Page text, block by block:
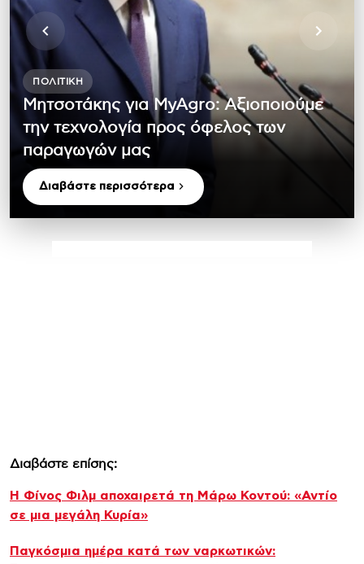
ΠΟΛΙΤΙΚΉ
Μητσοτάκης για MyAgro: Αξιοποιούμε
την τεχνολογία προς όφελος των
παραγωγών μας
Διαβάστε περισσότερα
Διαβάστε επίσης:
Η Φίνος Φιλμ αποχαιρετά τη Μάρω Κοντού: «Αντίο
σε μια μεγάλη Κυρία»
Παγκόσμια ημέρα κατά των ναρκωτικών: